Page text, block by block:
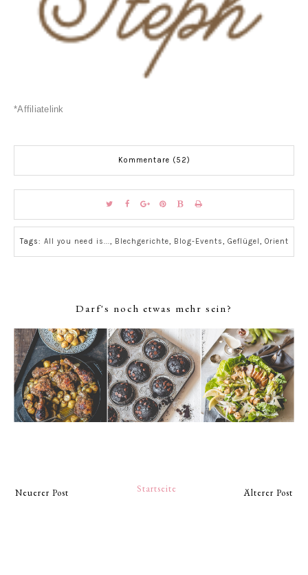
*Affiliatelink
Kommentare (52)
Tags: All you need is..., Blechgerichte, Blog-Events, Geflügel , Orient
Darf's noch etwas mehr sein?
Neuerer Post Älterer Post
Startseite